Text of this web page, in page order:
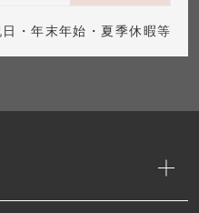
・年末年始・夏季休暇等